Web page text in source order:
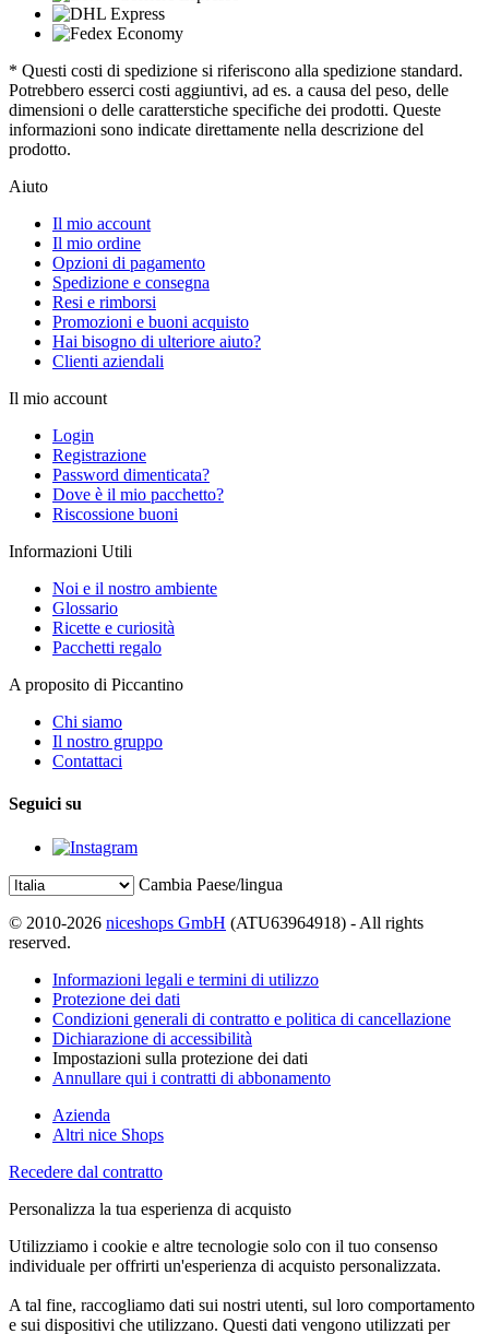
* Questi costi di spedizione si riferiscono alla spedizione standard.
Potrebbero esserci costi aggiuntivi, ad es. a causa del peso, delle
dimensioni o delle caratterstiche specifiche dei prodotti. Queste
informazioni sono indicate direttamente nella descrizione del
prodotto.
Aiuto
Il mio account
Il mio ordine
Opzioni di pagamento
Spedizione e consegna
Resi e rimborsi
Promozioni e buoni acquisto
Hai bisogno di ulteriore aiuto?
Clienti aziendali
Il mio account
Login
Registrazione
Password dimenticata?
Dove è il mio pacchetto?
Riscossione buoni
Informazioni Utili
Noi e il nostro ambiente
Glossario
Ricette e curiosità
Pacchetti regalo
A proposito di Piccantino
Chi siamo
Il nostro gruppo
Contattaci
Seguici su
Cambia Paese/lingua
© 2010-2026 niceshops GmbH (ATU63964918) - All rights
reserved.
Informazioni legali e termini di utilizzo
Protezione dei dati
Condizioni generali di contratto e politica di cancellazione
Dichiarazione di accessibilità
Impostazioni sulla protezione dei dati
Annullare qui i contratti di abbonamento
Azienda
Altri nice Shops
Recedere dal contratto
Personalizza la tua esperienza di acquisto
Utilizziamo i cookie e altre tecnologie solo con il tuo consenso
individuale per offrirti un'esperienza di acquisto personalizzata.
A tal fine, raccogliamo dati sui nostri utenti, sul loro comportamento
e sui dispositivi che utilizzano. Questi dati vengono utilizzati per